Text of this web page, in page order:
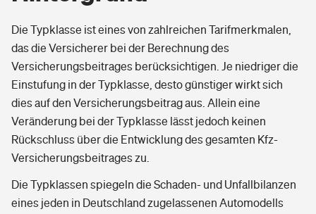
Die Typklasse ist eines von zahlreichen Tarifmerkmalen,
das die Versicherer bei der Berechnung des
Versicherungsbeitrages berücksichtigen. Je niedriger die
Einstufung in der Typklasse, desto günstiger wirkt sich
dies auf den Versicherungsbeitrag aus. Allein eine
Veränderung bei der Typklasse lässt jedoch keinen
Rückschluss über die Entwicklung des gesamten Kfz-
Versicherungsbeitrages zu.
Die Typklassen spiegeln die Schaden- und Unfallbilanzen
eines jeden in Deutschland zugelassenen Automodells